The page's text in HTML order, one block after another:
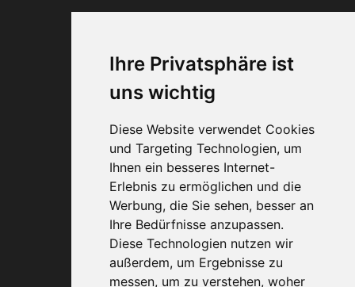
Ihre Privatsphäre ist
uns wichtig
Diese Website verwendet Cookies
und Targeting Technologien, um
Ihnen ein besseres Internet-
Erlebnis zu ermöglichen und die
Werbung, die Sie sehen, besser an
Ihre Bedürfnisse anzupassen.
Diese Technologien nutzen wir
außerdem, um Ergebnisse zu
messen, um zu verstehen, woher
Web-Design + SEOCarlheinz Schichl
0800 40 200 33